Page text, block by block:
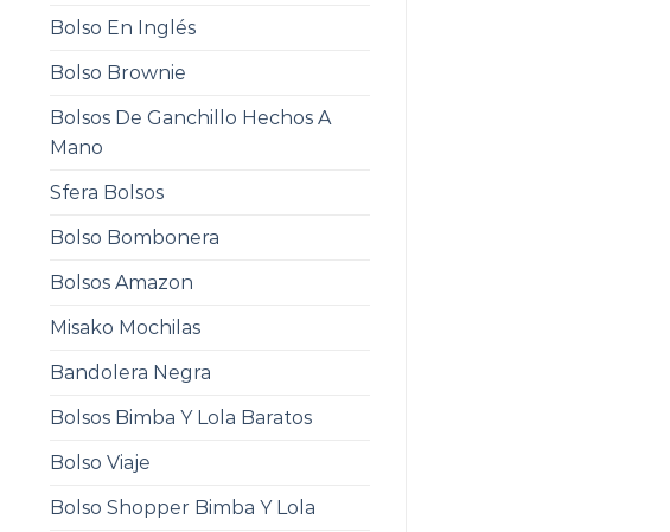
Bolso En Inglés
Bolso Brownie
Bolsos De Ganchillo Hechos A
Mano
Sfera Bolsos
Bolso Bombonera
Bolsos Amazon
Misako Mochilas
Bandolera Negra
Bolsos Bimba Y Lola Baratos
Bolso Viaje
Bolso Shopper Bimba Y Lola